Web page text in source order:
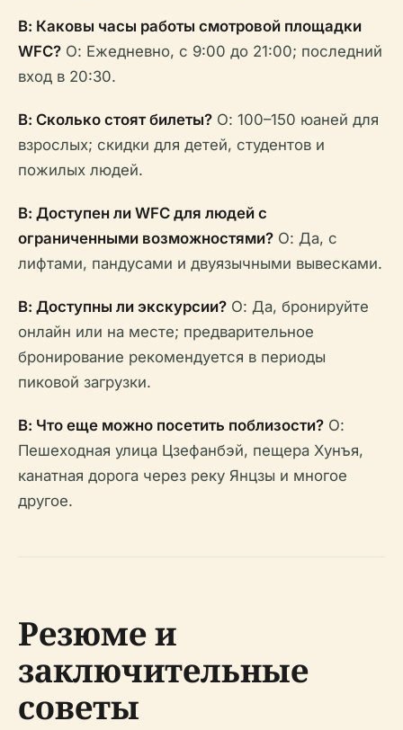
В: Каковы часы работы смотровой площадки
WFC? О: Ежедневно, с 9:00 до 21:00; последний
вход в 20:30.
В: Сколько стоят билеты? О: 100–150 юаней для
взрослых; скидки для детей, студентов и
пожилых людей.
В: Доступен ли WFC для людей с
ограниченными возможностями? О: Да, с
лифтами, пандусами и двуязычными вывесками.
В: Доступны ли экскурсии? О: Да, бронируйте
онлайн или на месте; предварительное
бронирование рекомендуется в периоды
пиковой загрузки.
В: Что еще можно посетить поблизости? О:
Пешеходная улица Цзефанбэй, пещера Хунъя,
канатная дорога через реку Янцзы и многое
другое.
Резюме и
заключительные
советы